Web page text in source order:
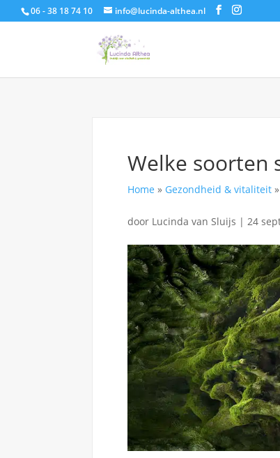
06 - 38 18 74 10 info@lucinda-althea.nl
Welke soorten
Home » Gezondheid & vitaliteit »
door Lucinda van Sluijs | 24